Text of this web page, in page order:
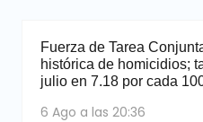
Fuerza de Tarea
histórica de homicidios;
julio en 7.18 por cada
6 Ago a las 20:36